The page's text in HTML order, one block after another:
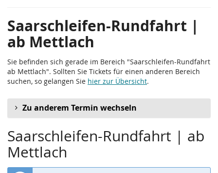
Saarschleifen-Rundfahrt |
ab Mettlach
Sie befinden sich gerade im Bereich "Saarschleifen-Rundfahrt
ab Mettlach". Sollten Sie Tickets für einen anderen Bereich
suchen, so gelangen Sie hier zur Übersicht.
Zu anderem Termin wechseln
Saarschleifen-Rundfahrt | ab
Mettlach